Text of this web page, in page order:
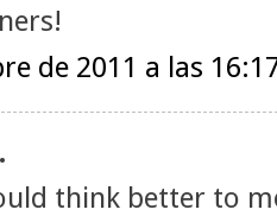
de 2011 a las
think better to